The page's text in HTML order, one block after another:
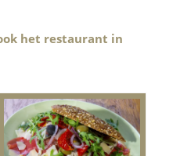
het restaurant in